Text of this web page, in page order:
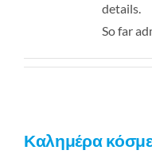
details.
So far
Καλημέρα